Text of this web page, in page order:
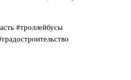
#троллейбусы